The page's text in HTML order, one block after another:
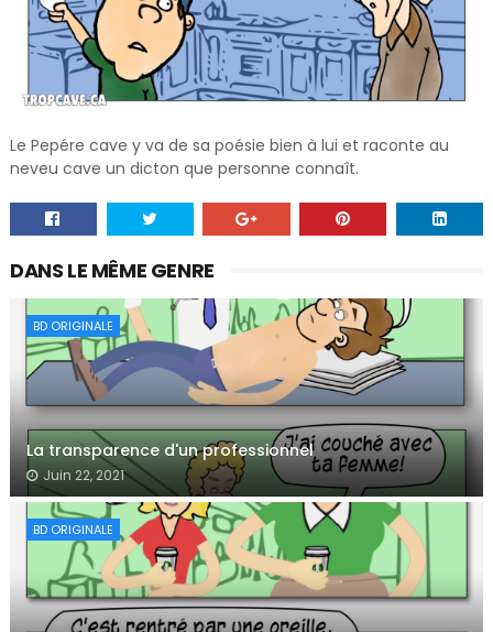
Le Pepére cave y va de sa poésie bien à lui et raconte au
neveu cave un dicton que personne connaît.
DANS LE MÊME GENRE
BD ORIGINALE
La transparence d'un professionnel
Juin 22, 2021
BD ORIGINALE